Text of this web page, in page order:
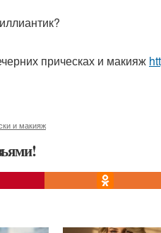
прическах и макияж
и макияж